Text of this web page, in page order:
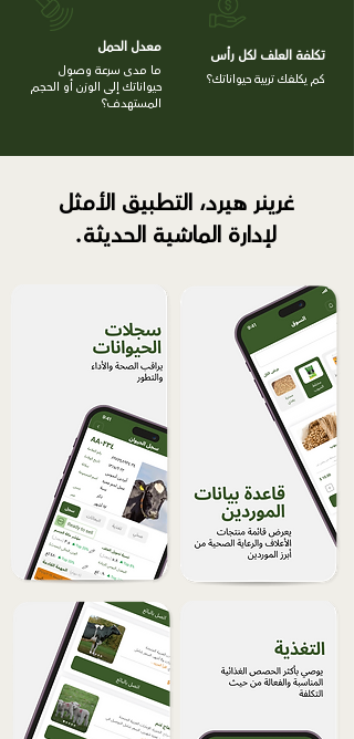
معدل الحمل
ما مدى سرعة وصول
حيواناتك إلى الوزن أو الحجم
المستهدف؟
تكلفة العلف لكل رأس
كم يكلفك تربية حيواناتك؟
غرينر هيرد، التطبيق الأمثل
لإدارة الماشية الحديثة.